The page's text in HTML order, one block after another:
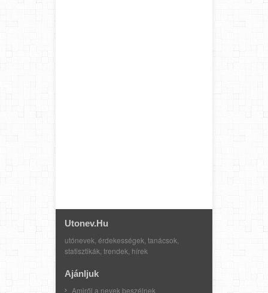
Utonev.hu
utónevek, érdekességek, tanácsok,
statisztikák, trendek, hírek
Ajánljuk
Amiről a nevek beszélnek